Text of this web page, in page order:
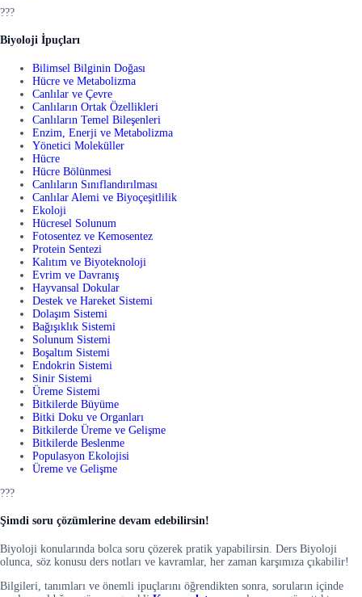
???
Biyoloji İpuçları
Bilimsel Bilginin Doğası
Hücre ve Metabolizma
Canlılar ve Çevre
Canlıların Ortak Özellikleri
Canlıların Temel Bileşenleri
Enzim, Enerji ve Metabolizma
Yönetici Moleküller
Hücre
Hücre Bölünmesi
Canlıların Sınıflandırılması
Canlılar Alemi ve Biyoçeşitlilik
Ekoloji
Hücresel Solunum
Fotosentez ve Kemosentez
Protein Sentezi
Kalıtım ve Biyoteknoloji
Evrim ve Davranış
Hayvansal Dokular
Destek ve Hareket Sistemi
Dolaşım Sistemi
Bağışıklık Sistemi
Solunum Sistemi
Boşaltım Sistemi
Endokrin Sistemi
Sinir Sistemi
Üreme Sistemi
Bitkilerde Büyüme
Bitki Doku ve Organları
Bitkilerde Üreme ve Gelişme
Bitkilerde Beslenme
Populasyon Ekolojisi
Üreme ve Gelişme
???
Şimdi soru çözümlerine devam edebilirsin!
Biyoloji konularında bolca soru çözerek pratik yapabilirsin. Ders Biyoloji
olunca, söz konusu ders notları ve kavramlar, her zaman karşımıza çıkabilir!
Bilgileri, tanımları ve önemli ipuçlarını öğrendikten sonra, soruların içinde